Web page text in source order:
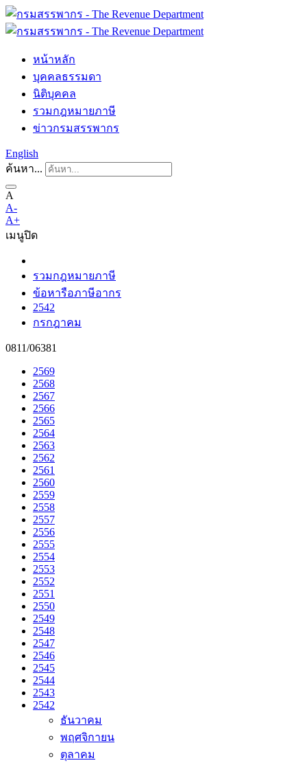
หน้าหลัก
บุคคลธรรมดา
นิติบุคคล
รวมกฎหมายภาษี
ข่าวกรมสรรพากร
English
ค้นหา...
A
A-
A+
เมนูปิด
รวมกฎหมายภาษี
ข้อหารือภาษีอากร
2542
กรกฎาคม
0811/06381
2569
2568
2567
2566
2565
2564
2563
2562
2561
2560
2559
2558
2557
2556
2555
2554
2553
2552
2551
2550
2549
2548
2547
2546
2545
2544
2543
2542
ธันวาคม
พฤศจิกายน
ตุลาคม